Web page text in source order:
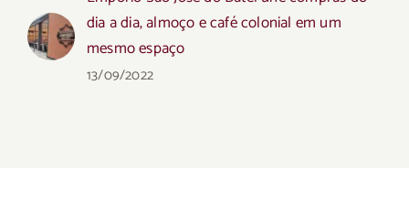
dia a dia, almoço e café colonial em um
mesmo espaço
13/09/2022